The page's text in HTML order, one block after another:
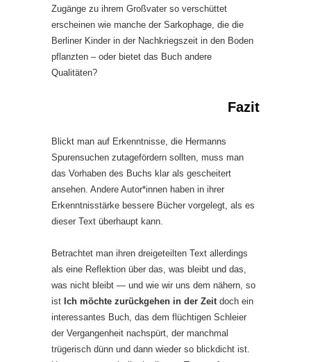
Zugänge zu ihrem Großvater so verschüttet
erscheinen wie manche der Sarkophage, die die
Berliner Kinder in der Nachkriegszeit in den Boden
pflanzten – oder bietet das Buch andere
Qualitäten?
Fazit
Blickt man auf Erkenntnisse, die Hermanns
Spurensuchen zutagefördern sollten, muss man
das Vorhaben des Buchs klar als gescheitert
ansehen. Andere Autor*innen haben in ihrer
Erkenntnisstärke bessere Bücher vorgelegt, als es
dieser Text überhaupt kann.
Betrachtet man ihren dreigeteilten Text allerdings
als eine Reflektion über das, was bleibt und das,
was nicht bleibt — und wie wir uns dem nähern, so
ist Ich möchte zurückgehen in der Zeit doch ein
interessantes Buch, das dem flüchtigen Schleier
der Vergangenheit nachspürt, der manchmal
trügerisch dünn und dann wieder so blickdicht ist.